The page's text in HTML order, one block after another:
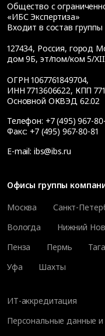
Общество с
«ИБС Экспертиза»
Входит в состав
127434, Россия, город
дом 9Б, эт/пом/ком 5/
ОГРН 1067761849704,
ИНН 7713606622, КПП
Основной ОКВЭД 62.02
Телефон: +7 (495) 967-
Факс: +7 (495) 967-80-81
E-mail: ibs@ibs.ru
Офисы группы
Москва
Санкт-
Вологда
Нижний
Пенза
Пермь
Уфа
Шахты
ИТ-аккредитация
Персональные данные